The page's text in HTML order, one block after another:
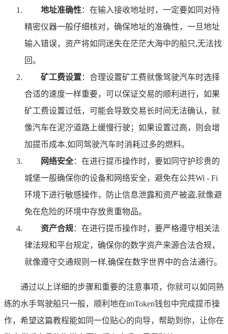
地址准确性：在输入接收地址时，一定要如同对待
精密仪器一般仔细核对，确保地址的准确性，一旦地址
输入错误，资产将如同迷失在茫茫大海中的船只,无法找
回。
矿工费设置：合理设置矿工费就像驾驶汽车时选择
合适的速度一样重要，可以保证交易的顺利进行，如果
矿工费设置过低，可能会导致交易长时间无法确认，就
像汽车在泥泞道路上缓慢行驶；如果设置过高，则会增
加提币成本,如同驾驶汽车时消耗过多的燃料。
网络安全：在进行提币操作时，要如同守护珍贵的
城堡一般确保你的设备和网络安全，避免在公共Wi - Fi
环境下进行敏感操作，防止信息泄露和资产被盗,就像避
免在危险的环境中存放贵重物品。
资产合规：在进行提币操作时，要严格遵守相关法
律法规和平台规定，确保你的数字资产来源合法合规，
就像遵守交通规则一样,确保在数字世界中的合法通行。
通过以上详细的步骤和重要的注意事项，你就可以如同熟
练的水手驾驶船只一般，顺利地在imToken钱包中完成提币操
作，希望这篇教程能如同一位贴心的向导，帮助到你，让你在